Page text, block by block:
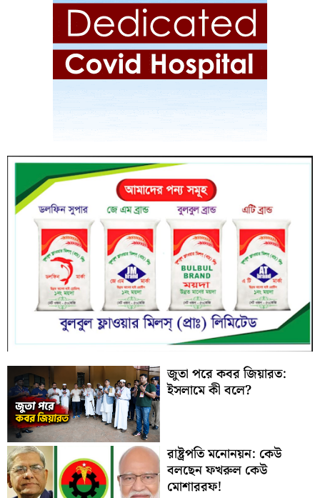
জুতা পরে কবর জিয়ারত:
ইসলামে কী বলে?
রাষ্ট্রপতি মনোনয়ন: কেউ
বলছেন ফখরুল কেউ
মোশাররফ!